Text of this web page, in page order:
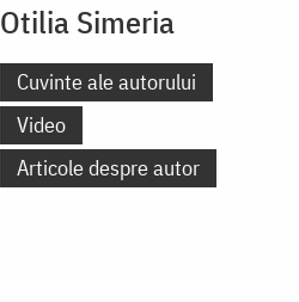
Otilia Simeria
Cuvinte ale autorului
Video
Articole despre autor